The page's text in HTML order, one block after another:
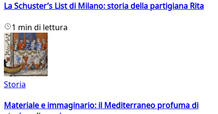
La Schuster’s List di Milano: storia della partigiana Rita
1 min di lettura
Storia
Materiale e immaginario: il Mediterraneo profuma di